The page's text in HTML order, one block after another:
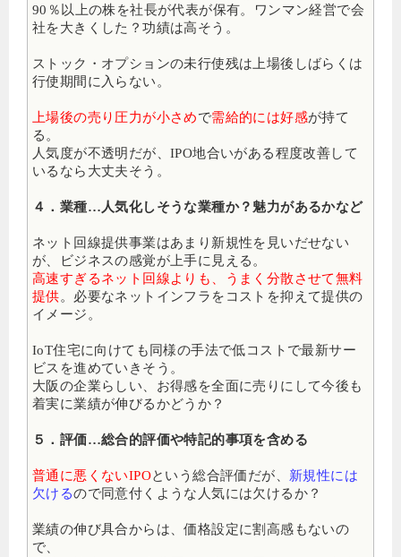
90％以上の株を社長が代表が保有。ワンマン経営で会
社を大きくした？功績は高そう。
ストック・オプションの未行使残は上場後しばらくは
行使期間に入らない。
上場後の売り圧力が小さめで需給的には好感が持て
る。
人気度が不透明だが、IPO地合いがある程度改善して
いるなら大丈夫そう。
４．業種…人気化しそうな業種か？魅力があるかなど
ネット回線提供事業はあまり新規性を見いだせない
が、ビジネスの感覚が上手に見える。
高速すぎるネット回線よりも、うまく分散させて無料
提供。必要なネットインフラをコストを抑えて提供の
イメージ。
IoT住宅に向けても同様の手法で低コストで最新サー
ビスを進めていきそう。
大阪の企業らしい、お得感を全面に売りにして今後も
着実に業績が伸びるかどうか？
５．評価…総合的評価や特記的事項を含める
普通に悪くないIPOという総合評価だが、 新規性には
欠けるので同意付くような人気には欠けるか？
業績の伸び具合からは、価格設定に割高感もないの
で、